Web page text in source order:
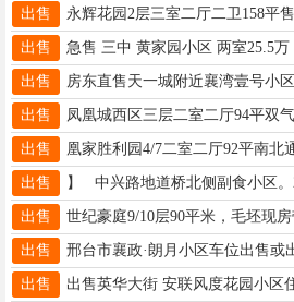
出售
出售 急售 三中 黄家园小区 两室25.5万
出售
出售
出售
出售
出售
出售
出售